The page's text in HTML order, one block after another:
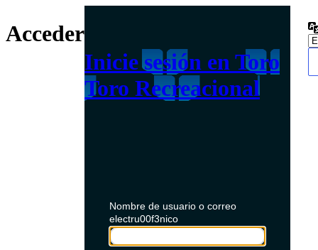
Acceder
Inicie sesión en Toro
Toro Recreacional
Nombre de usuario o correo
electru00f3nico